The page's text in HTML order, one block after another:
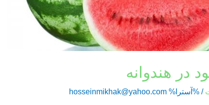
در هندوانه
/ %آسترا% hosseinmikhak@yahoo.com